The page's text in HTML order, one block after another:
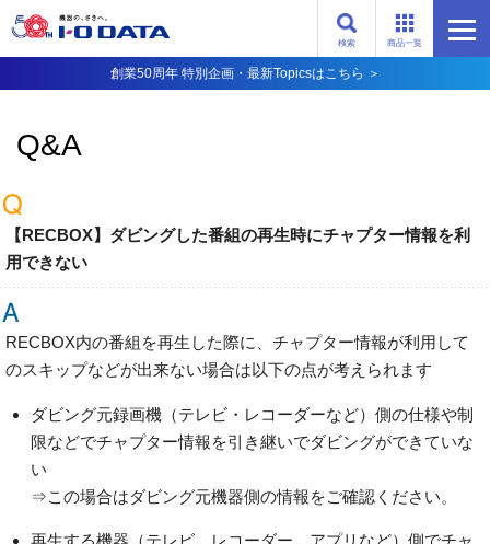
商品一覧
検索
創業50周年 特別企画・最新Topicsはこちら ＞
Q&A
【RECBOX】ダビングした番組の再生時にチャプター情報を利
用できない
RECBOX内の番組を再生した際に、チャプター情報が利用して
のスキップなどが出来ない場合は以下の点が考えられます
ダビング元録画機（テレビ・レコーダーなど）側の仕様や制
限などでチャプター情報を引き継いでダビングができていな
い
⇒この場合はダビング元機器側の情報をご確認ください。
再生する機器（テレビ、レコーダー、アプリなど）側でチャ